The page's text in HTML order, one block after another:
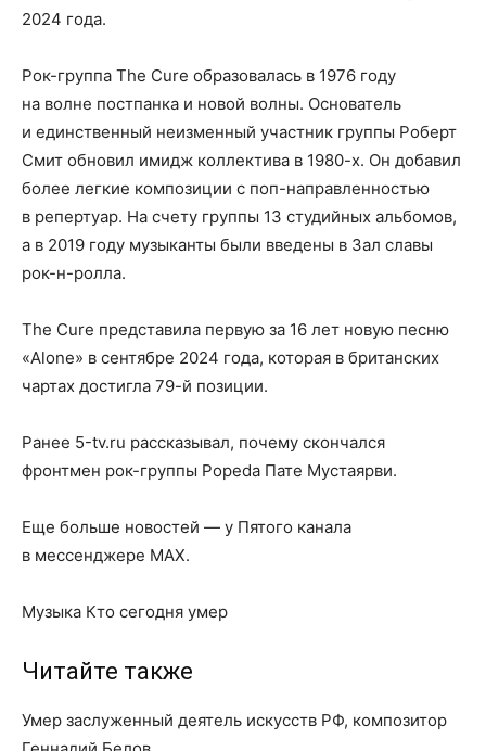
2024 года.
Рок-группа The Cure образовалась в 1976 году
на волне постпанка и новой волны. Основатель
и единственный неизменный участник группы Роберт
Смит обновил имидж коллектива в 1980-х. Он добавил
более легкие композиции с поп-направленностью
в репертуар. На счету группы 13 студийных альбомов,
а в 2019 году музыканты были введены в Зал славы
рок-н-ролла.
The Cure представила первую за 16 лет новую песню
«Alone» в сентябре 2024 года, которая в британских
чартах достигла 79-й позиции.
Ранее 5-tv.ru рассказывал, почему скончался
фронтмен рок-группы Popeda Пате Мустаярви.
Еще больше новостей — у Пятого канала
в мессенджере MAX.
Музыка Кто сегодня умер
Читайте также
Умер заслуженный деятель искусств РФ, композитор